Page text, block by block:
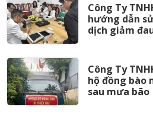
Công Ty
hướng dẫn
dịch giảm
Công Ty
hộ đồng bào
sau mưa bão